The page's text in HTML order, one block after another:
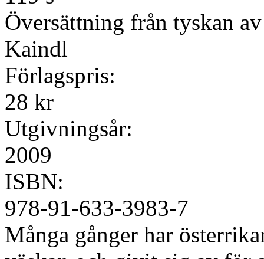
Översättning från tyskan
Kaindl
Förlagspris:
28 kr
Utgivningsår:
2009
ISBN:
978-91-633-3983-7
Många gånger har